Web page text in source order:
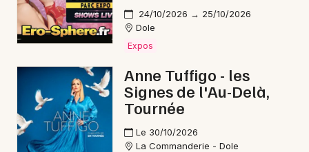
Magazine à Lons-le-Saunier
24/10/2026 → 25/10/2026
Dole
Expos
Anne Tuffigo - les
Signes de l'Au-Delà,
Tournée
Le 30/10/2026
La Commanderie - Dole